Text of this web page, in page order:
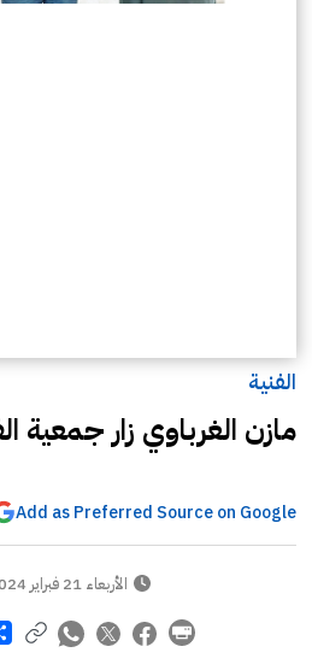
الفنية
مازن الغرباوي زار جمعية
Add as Preferred Source on Google
الأربعاء 21 فبراير 2024